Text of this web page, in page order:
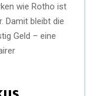
wie Rotho ist
Damit bleibt die
Geld – eine